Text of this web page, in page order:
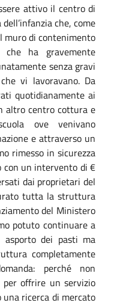
attivo il centro di
che, come
muro di contenimento
ha gravemente
senza gravi
vi lavoravano. Da
quotidianamente ai
altro centro cottura e
ove venivano
e attraverso un
rimesso in sicurezza
un intervento di €
dai proprietari del
tutta la struttura
del Ministero
potuto continuare a
dei pasti ma
completamente
perché non
offrire un servizio
ricerca di mercato